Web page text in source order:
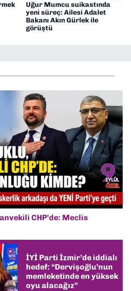
Uğur Mumcu suikastında
yeni süreç: Ailesi Adalet
Bakanı Akın Gürlek ile
görüştü
CHP’de: Meclis
İYİ Parti İzmir’de iddialı
hedef: “Dervişoğlu’nun
memleketinde en yüksek
oyu alacağız”